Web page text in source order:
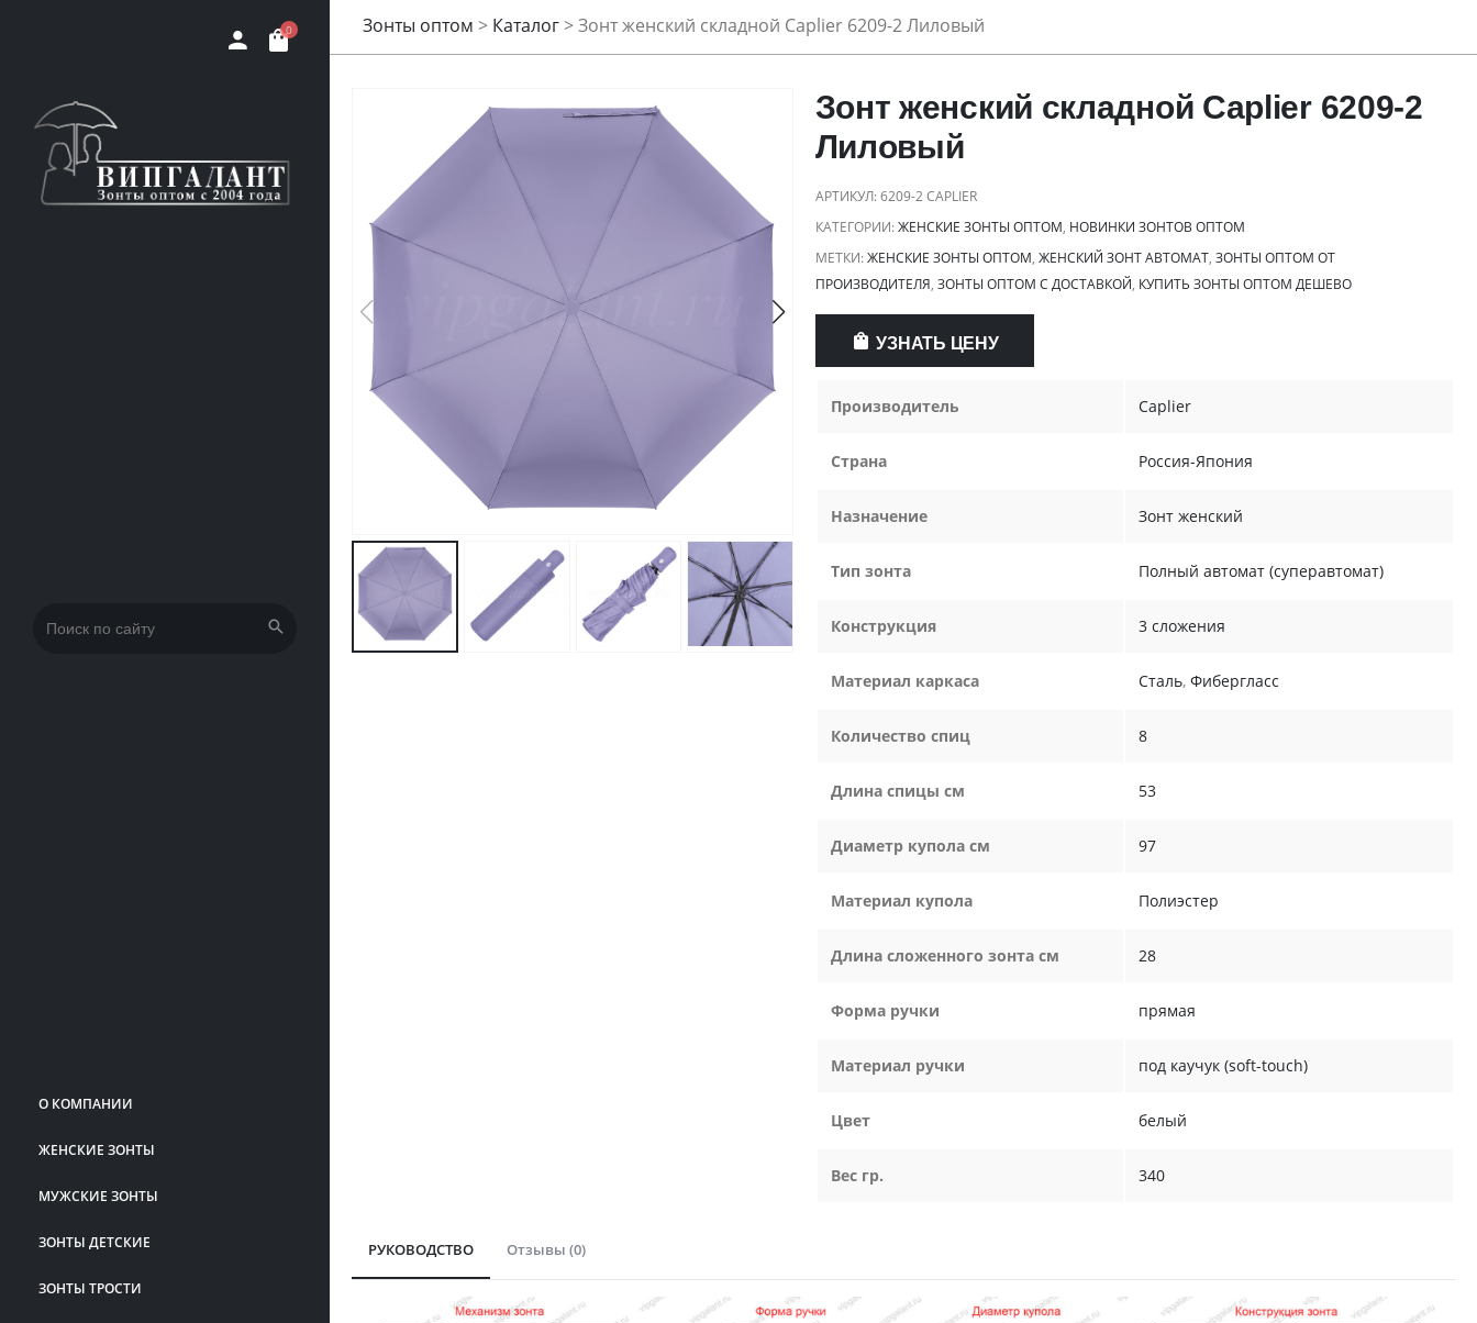
0
Искать:
О КОМПАНИИ
ЖЕНСКИЕ ЗОНТЫ
МУЖСКИЕ ЗОНТЫ
ЗОНТЫ ДЕТСКИЕ
ЗОНТЫ ТРОСТИ
Зонты оптом > Каталог>Зонт женский складной Caplier 6209-2 Лиловый
Зонт женский складной Caplier 6209-2
Лиловый
АРТИКУЛ:6209-2 CAPLIER
КАТЕГОРИИ:ЖЕНСКИЕ ЗОНТЫ ОПТОМ, НОВИНКИ ЗОНТОВ ОПТОМ
МЕТКИ:ЖЕНСКИЕ ЗОНТЫ ОПТОМ, ЖЕНСКИЙ ЗОНТ АВТОМАТ, ЗОНТЫ ОПТОМ ОТ
ПРОИЗВОДИТЕЛЯ, ЗОНТЫ ОПТОМ С ДОСТАВКОЙ, КУПИТЬ ЗОНТЫ ОПТОМ ДЕШЕВО
УЗНАТЬ ЦЕНУ
Производитель Caplier
Страна Россия-Япония
Назначение Зонт женский
Тип зонта Полный автомат (суперавтомат)
Конструкция 3 сложения
Материал каркаса Сталь, Фибергласс
Количество спиц 8
Длина спицы см 53
Диаметр купола см 97
Материал купола Полиэстер
Длина сложенного зонта см 28
Форма ручки прямая
Материал ручки под каучук (soft-touch)
Цвет белый
Вес гр. 340
РУКОВОДСТВО Отзывы (0)